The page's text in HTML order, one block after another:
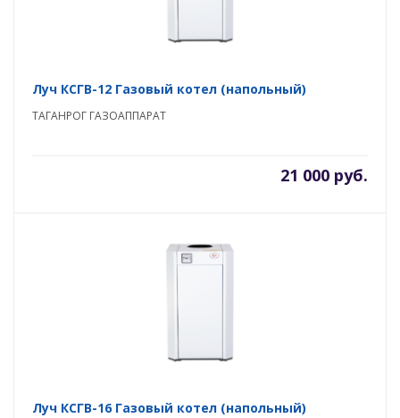
Луч КСГВ-12 Газовый котел (напольный)
ТАГАНРОГ ГАЗОАППАРАТ
21 000 руб.
Луч КСГВ-16 Газовый котел (напольный)